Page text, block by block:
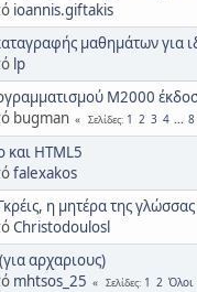
ioannis.giftakis
μαθημάτων για
lp
Μ2000
bugman
Σελίδες 1 2 3 4 ... 8
και HTML5
falexakos
η μητέρα της
Christodoulosl
αρχαριους)
mhtsos_25 Σελίδες 1 2 Όλοι